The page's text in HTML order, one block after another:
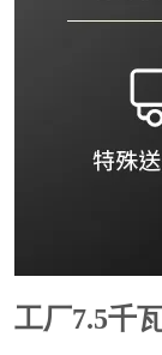
工厂7.5千